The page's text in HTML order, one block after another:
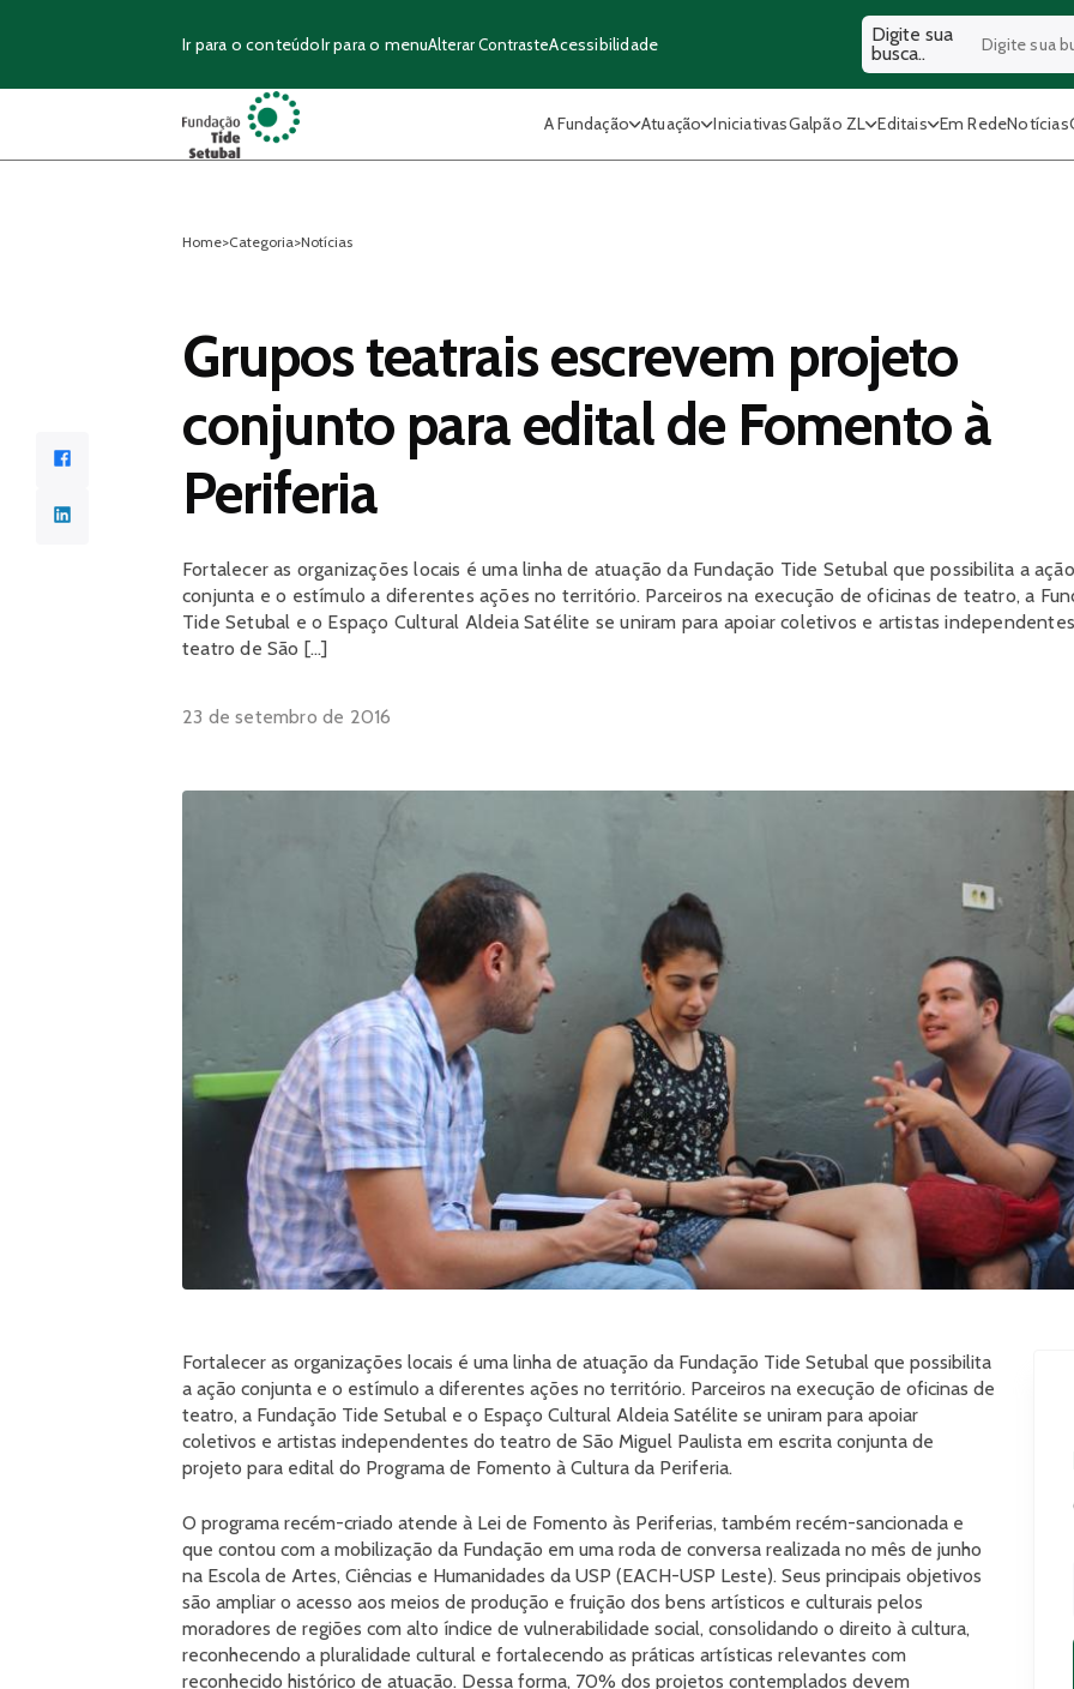
Ir para o conteúdoIr para o menuAlterar ContrasteAcessibilidade
Digite sua
busca..
A Fundação Atuação IniciativasGalpão ZL Editais Em RedeNotícias
Home>Categoria>Notícias
Grupos teatrais escrevem projeto
conjunto para edital de Fomento à
Periferia
Fortalecer as organizações locais é uma linha de atuação da Fundação Tide Setubal que possibilita a ação
conjunta e o estímulo a diferentes ações no território. Parceiros na execução de oficinas de teatro, a
Tide Setubal e o Espaço Cultural Aldeia Satélite se uniram para apoiar coletivos e artistas
teatro de São […]
23 de setembro de 2016
Fortalecer as organizações locais é uma linha de atuação da Fundação Tide Setubal que possibilita
a ação conjunta e o estímulo a diferentes ações no território. Parceiros na execução de oficinas de
teatro, a Fundação Tide Setubal e o Espaço Cultural Aldeia Satélite se uniram para apoiar
coletivos e artistas independentes do teatro de São Miguel Paulista em escrita conjunta de
projeto para edital do Programa de Fomento à Cultura da Periferia.
O programa recém-criado atende à Lei de Fomento às Periferias, também recém-sancionada e
que contou com a mobilização da Fundação em uma roda de conversa realizada no mês de junho
na Escola de Artes, Ciências e Humanidades da USP (EACH-USP Leste). Seus principais objetivos
são ampliar o acesso aos meios de produção e fruição dos bens artísticos e culturais pelos
moradores de regiões com alto índice de vulnerabilidade social, consolidando o direito à cultura,
reconhecendo a pluralidade cultural e fortalecendo as práticas artísticas relevantes com
reconhecido histórico de atuação. Dessa forma, 70% dos projetos contemplados devem